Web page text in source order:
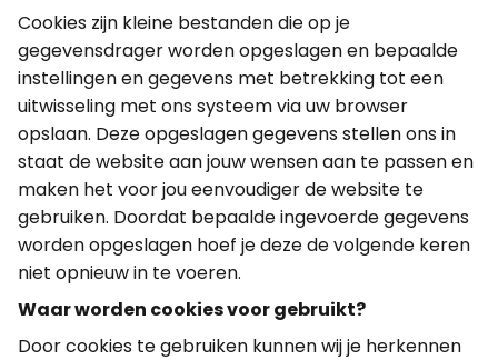
Cookies zijn kleine bestanden die op je
gegevensdrager worden opgeslagen en bepaalde
instellingen en gegevens met betrekking tot een
uitwisseling met ons systeem via uw browser
opslaan. Deze opgeslagen gegevens stellen ons in
staat de website aan jouw wensen aan te passen en
maken het voor jou eenvoudiger de website te
gebruiken. Doordat bepaalde ingevoerde gegevens
worden opgeslagen hoef je deze de volgende keren
niet opnieuw in te voeren.
Waar worden cookies voor gebruikt?
Door cookies te gebruiken kunnen wij je herkennen